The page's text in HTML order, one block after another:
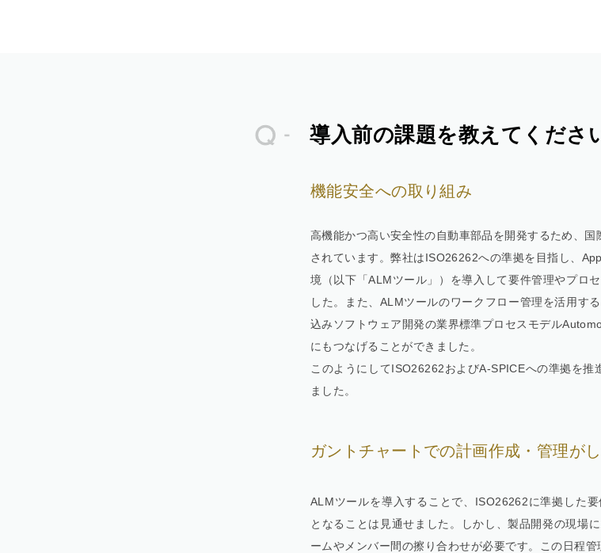
導入前の課題を教えてくださ
機能安全への取り組み
高機能かつ高い安全性の自動車部品を開発するため、
されています。弊社はISO26262への準拠を目指し、
境（以下「ALMツール」）を導入して要件管理やプロ
した。また、ALMツールのワークフロー管理を活用す
込みソフトウェア開発の業界標準プロセスモデル
にもつなげることができました。
このようにしてISO26262およびA-SPICEへの準拠を
ました。
ガントチャートでの計画作成・管理が
ALMツールを導入することで、ISO26262に準拠した
となることは見通せました。しかし、製品開発の現場
ームやメンバー間の擦り合わせが必要です。この日程